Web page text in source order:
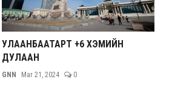
УЛААНБААТАРТ +6 ХЭМИЙН
ДУЛААН
GNN Mar 21, 2024 0